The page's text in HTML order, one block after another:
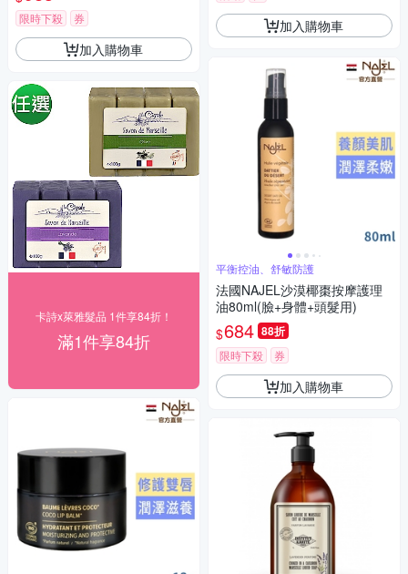
限時下殺
券
加入購物車
卡詩x萊雅髮品 1件享84折！
滿1件享84折
加入購物車
平衡控油、舒敏防護
法國NAJEL沙漠椰棗按摩護理
油80ml(臉+身體+頭髮用)
$684 88折
限時下殺 券
加入購物車